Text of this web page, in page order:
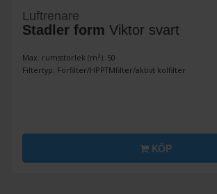
Luftrenare
Stadler form Viktor svart
Max. rumsstorlek (m²): 50
Filtertyp: Förfilter/HPPTMfilter/aktivt kolfilter
KÖP